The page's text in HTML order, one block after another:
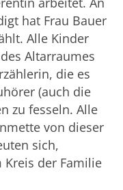
hat Frau Bauer
Alle Kinder
Altarraumes
die es
(auch die
zu fesseln. Alle
von dieser
sich,
der Familie